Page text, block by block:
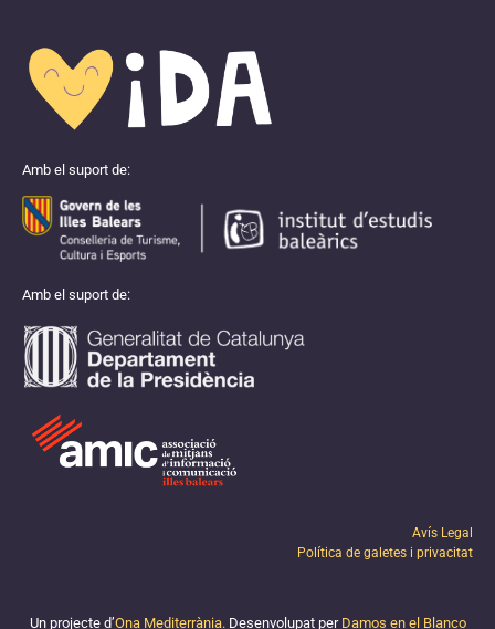
Amb el suport de:
Amb el suport de:
Avís Legal
Política de galetes i privacitat
Un projecte d’Ona Mediterrània. Desenvolupat per Damos en el Blanco